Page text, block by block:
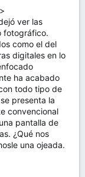
ver las
fotográfico.
como el del
digitales en lo
ha acabado
todo tipo de
presenta la
convencional
pantalla de
¿Qué nos
una ojeada.